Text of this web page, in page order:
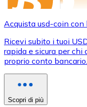
Acquista usd-coin
Ricevi subito i tuoi
rapida e sicura per chi
proprio conto bancario.
Scopri di più